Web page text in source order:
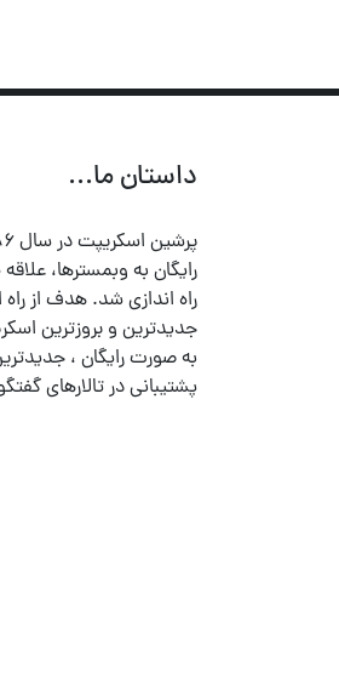
داستان ما...
رایگان به وبمسترها،
راه اندازی شد. هدف از
جدیدترین و بروزترین
به صورت رایگان ،
پشتیبانی در تالارهای